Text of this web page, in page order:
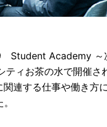
Student Academy ～
ティお茶の水で開催さ
連する仕事や働き方